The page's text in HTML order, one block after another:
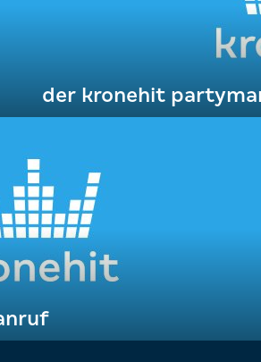
der kronehit